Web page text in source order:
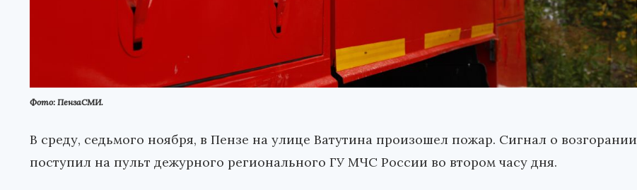
Фото: ПензаСМИ.
В среду, седьмого ноября, в Пензе на улице Ватутина произошел пожар. Сигнал о возгорании
поступил на пульт дежурного регионального ГУ МЧС России во втором часу дня.